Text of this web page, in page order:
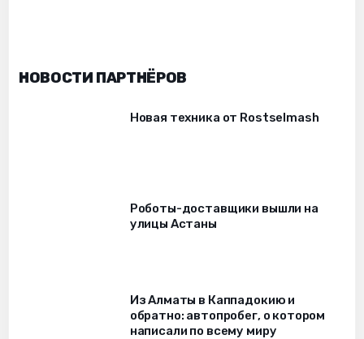
НОВОСТИ ПАРТНЁРОВ
Новая техника от Rostselmash
Роботы-доставщики вышли на
улицы Астаны
Из Алматы в Каппадокию и
обратно: автопробег, о котором
написали по всему миру